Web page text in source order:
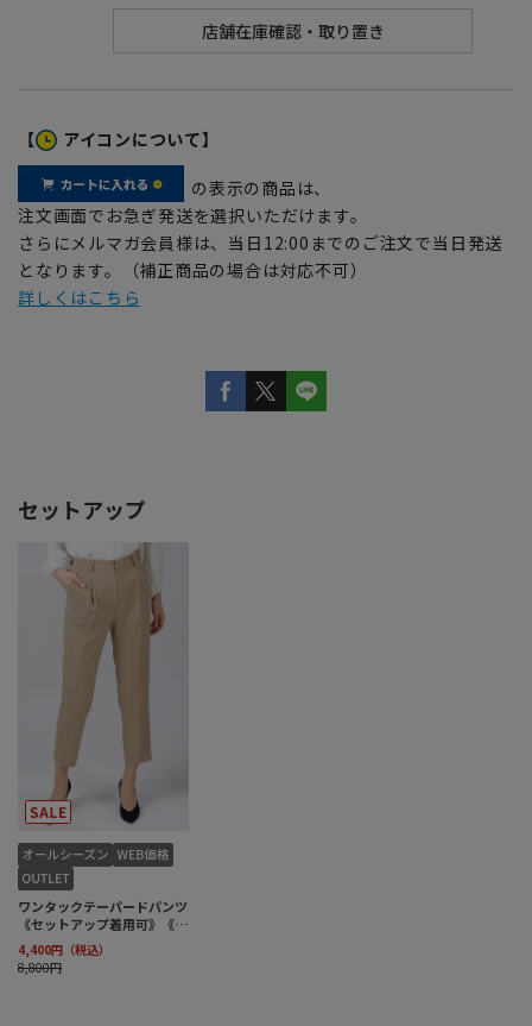
【 アイコンについて】
の表示の商品は、
注文画面でお急ぎ発送を選択いただけます。
さらにメルマガ会員様は、当日12:00までのご注文で当日発送
となります。（補正商品の場合は対応不可）
詳しくはこちら